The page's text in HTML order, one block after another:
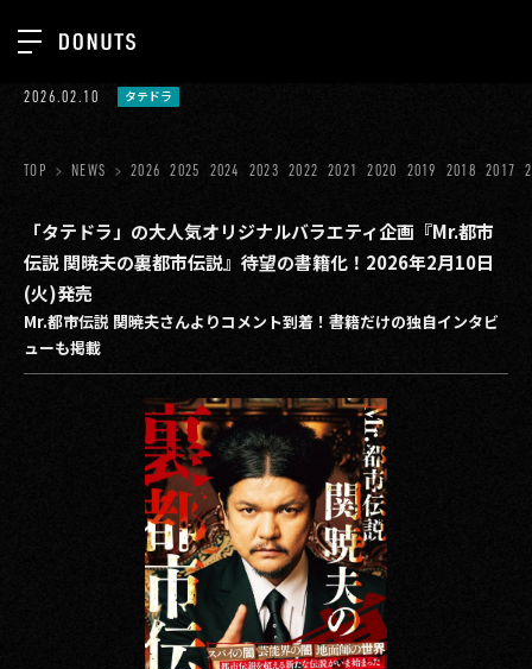
ジョブカン
ゲーム
ミクチャ
医療(CLIUS)
出版メディア
美少女図鑑
イベント
タテドラ
その他事業
2026
TOP
ABOUT
SERVICES
GROUP
RECRUIT
CONTACT
PRIVACY POLICY
2026.02.10 タテドラ
TOP NEWS 2026 2025 2024 2023 2022 2021 2020 2019 2018 2017
「タテドラ」の大人気オリジナルバラエティ企画『Mr.都市
伝説 関暁夫の裏都市伝説』待望の書籍化！2026年2月10日
(火)発売
Mr.都市伝説 関暁夫さんよりコメント到着！書籍だけの独自インタビ
ューも掲載